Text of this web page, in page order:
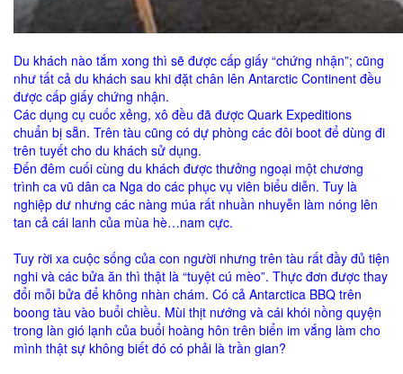
Du khách nào tắm xong thì sẽ được cấp giấy “chứng nhận”; cũng
như tất cả du khách sau khi đặt chân lên Antarctic Continent đều
được cấp giấy chứng nhận.
Các dụng cụ cuốc xẻng, xô đều đã được Quark Expeditions
chuẩn bị sẵn. Trên tàu cũng có dự phòng các đôi boot để dùng đi
trên tuyết cho du khách sử dụng.
Đến đêm cuối cùng du khách được thưởng ngoại một chương
trình ca vũ dân ca Nga do các phục vụ viên biểu diễn. Tuy là
nghiệp dư nhưng các nàng múa rất nhuần nhuyễn làm nóng lên
tan cả cái lanh của mùa hè…nam cực.
Tuy rời xa cuộc sống của con người nhưng trên tàu rất đầy đủ tiện
nghi và các bửa ăn thì thật là “tuyệt cú mèo”. Thực đơn được thay
đổi mỗi bửa để không nhàn chám. Có cả Antarctica BBQ trên
boong tàu vào buổi chiều. Mùi thịt nướng và cái khói nồng quyện
trong làn gió lạnh của buổi hoàng hôn trên biển im vắng làm cho
mình thật sự không biết đó có phải là trần gian?